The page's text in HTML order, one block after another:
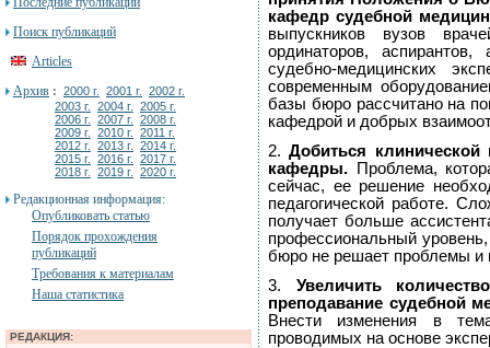
Поиск публикаций
Articles
Архив : 2000 г. 2001 г.
2002 г.
2003 г.
2004 г.
2005 г.
2006 г.
2007 г.
2008 г.
2009 г.
2010 г.
2011 г.
2012 г.
2013 г.
2014 г.
2015 г.
2016 г.
2017 г.
2018 г.
2019 г. 2020 г.
Редакционная информация:
Опубликовать статью
Порядок прохождения
публикаций
Требования к материалам
Наша статистика
РЕДАКЦИЯ:
кафедр судебной
выпускников вузов
ординаторов,
судебно-медицинских
современным
базы бюро рассчитано на
кафедрой и добрых
2.Добиться клинической
кафедры. Проблема,
сейчас, ее решение
педагогической работе.
получает больше
профессиональный
бюро не решает проблемы и
3. Увеличить
преподавание судебной
Внести изменения в
проводимых на основе